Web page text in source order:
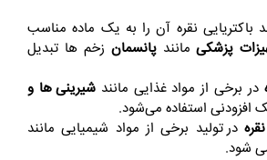
نقره آن را به یک ماده مناسب
پزشکیمانندپانسمان زخم‌ ها تبدیل
در برخی از مواد غذایی مانندشیرینی‌ ها و
افزودنی استفاده می‌شود.
نقرهدر تولید برخی از مواد شیمیایی مانند
شود.